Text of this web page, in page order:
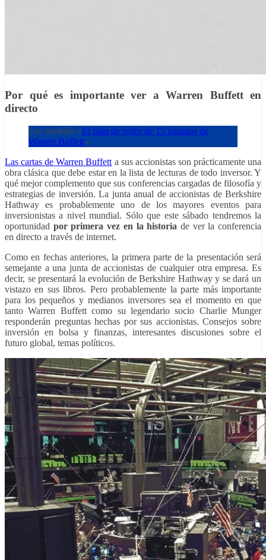
Por qué es importante ver a Warren Buffett en
directo
Lee también «El plan de retiro de 15 minutos de
Warren Buffett«
Las cartas de Warren Buffett a sus accionistas son prácticamente una
obra clásica que debe estar en la lista de lecturas de todo inversor. Y
qué mejor complemento que sus conferencias cargadas de filosofía y
estrategias de inversión. La junta anual de accionistas de Berkshire
Hathway es probablemente uno de los mayores eventos para
inversionistas a nivel mundial. Sólo que este sábado tendremos la
oportunidad por primera vez en la historia de ver la conferencia
en directo a través de internet.
Como en fechas anteriores, la primera parte de la presentación será
semejante a una junta de accionistas de cualquier otra empresa. Es
decir, se presentará la evolución de Berkshire Hathway y se dará un
vistazo en sus libros. Pero probablemente la parte más importante
para los pequeños y medianos inversores sea el momento en que
tanto Warren Buffett como su legendario socio Charlie Munger
responderán preguntas hechas por sus accionistas. Consejos sobre
inversión en bolsa y finanzas, interesantes discusiones sobre el
futuro global, temas políticos.